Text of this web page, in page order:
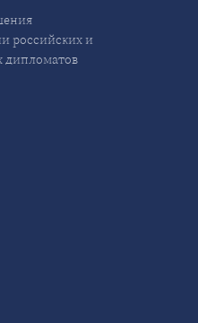
российских и
дипломатов